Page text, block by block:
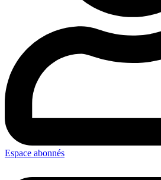
Espace abonnés